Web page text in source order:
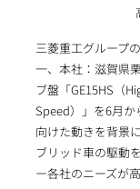
三菱重工グループ
一、本社：滋賀県
ブ盤「GE15HS（
Speed）」を6月か
向けた動きを背景
ブリッド車の駆動
ー各社のニーズが